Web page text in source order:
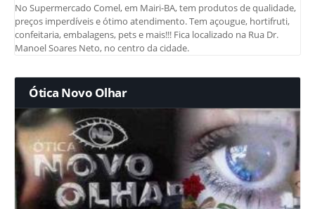
No Supermercado Comel, em Mairi-BA, tem produtos de qualidade,
preços imperdíveis e ótimo atendimento. Tem açougue, hortifruti,
confeitaria, embalagens, pets e mais!!! Fica localizado na Rua Dr.
Manoel Soares Neto, no centro da cidade.
Ótica Novo Olhar